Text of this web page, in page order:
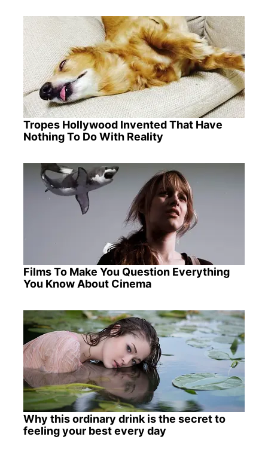
Tropes Hollywood Invented That Have
Nothing To Do With Reality
Films To Make You Question Everything
You Know About Cinema
Why this ordinary drink is the secret to
feeling your best every day